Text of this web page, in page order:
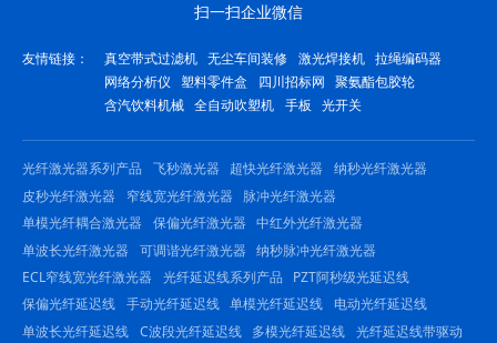
扫一扫企业微信
友情链接： 真空带式过滤机 无尘车间装修 激光焊接机 拉绳编码器
网络分析仪 塑料零件盒 四川招标网
聚氨酯包胶轮
含汽饮料机械 全自动吹塑机 手板 光开关
光纤激光器系列产品 飞秒激光器 超快光纤激光器
纳秒光纤激光器
皮秒光纤激光器
窄线宽光纤激光器
脉冲光纤激光器
单模光纤耦合激光器
保偏光纤激光器 中红外光纤激光器
单波长光纤激光器
可调谐光纤激光器 纳秒脉冲光纤激光器
ECL窄线宽光纤激光器
光纤延迟线系列产品
PZT阿秒级光延迟线
保偏光纤延迟线 手动光纤延迟线 单模光纤延迟线
电动光纤延迟线
单波长光纤延迟线 C波段光纤延迟线 多模光纤延迟线 光纤延迟线带驱动